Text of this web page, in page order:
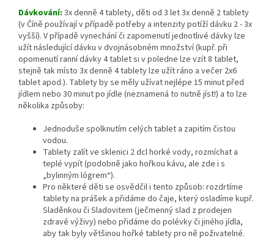
Dávkování: 3x denně 4 tablety, děti od 3 let 3x denně 2 tablety
(v Číně používají v případě potřeby a intenzity potíží dávku 2 - 3x
vyšší). V případě vynechání či zapomenutí jednotlivé dávky lze
užít následující dávku v dvojnásobném množství (kupř. při
opomenutí ranní dávky 4 tablet si v poledne lze vzít 8 tablet,
stejně tak místo 3x denně 4 tablety lze užít ráno a večer 2x6
tablet apod.). Tablety by se měly užívat nejlépe 15 minut před
jídlem nebo 30 minut po jídle (neznamená to nutně jíst!) a to lze
několika způsoby:
Jednoduše spolknutím celých tablet a zapitím čistou
vodou.
Tablety zalít ve sklenici 2 dcl horké vody, rozmíchat a
teplé vypít (podobně jako hořkou kávu, ale zde i s
„bylinným lógrem“).
Pro některé děti se osvědčil i tento způsob: rozdrtíme
tablety na prášek a přidáme do čaje, který osladíme kupř.
Sladěnkou či Sladovitem (ječmenný slad z prodejen
zdravé výživy) nebo přidáme do polévky či jiného jídla,
aby tak byly většinou hořké tablety pro ně poživatelné.